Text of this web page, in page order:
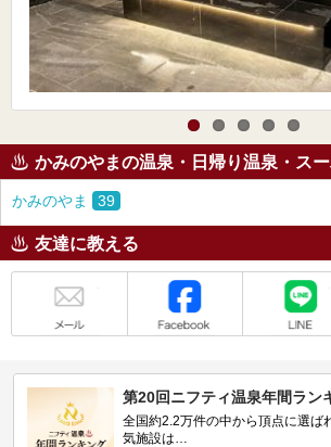
かみのやまの温泉・日帰り温泉・ス
かみのやま 39
友達に教える
第20回ニフティ温泉年間ラン
全国約2.2万件の中から頂点に選ば
気施設は…